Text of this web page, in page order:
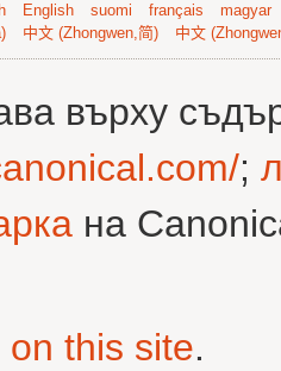
English suomi français
magyar
中文 (Zhongwen,简) 中文
върху
;
на
this site.